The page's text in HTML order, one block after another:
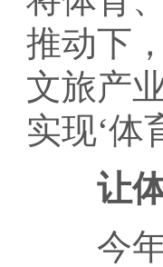
推动下
文旅产
实现‘体
让
今年